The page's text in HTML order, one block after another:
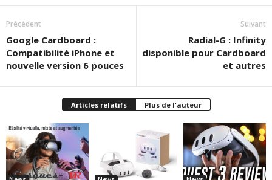
Précédent
Google Cardboard :
Compatibilité iPhone et
nouvelle version 6 pouces
Suivant
Radial-G : Infinity
disponible pour Cardboard
et autres
Articles relatifs Plus de l'auteur